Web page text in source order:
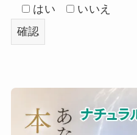
はい
いいえ